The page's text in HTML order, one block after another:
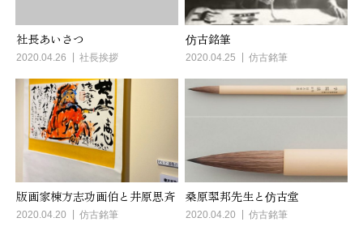
社長あいさつ
2020.04.26 社長挨拶
仿古銘筆
2020.04.25 仿古銘筆
版画家棟方志功画伯と井原思斉
2020.04.20 仿古銘筆
桑原翆邦先生と仿古堂
2020.04.20 仿古銘筆